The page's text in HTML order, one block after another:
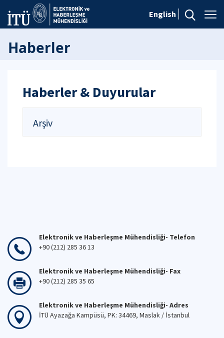
English
Haberler
Haberler & Duyurular
Arşiv
Elektronik ve Haberleşme Mühendisliği- Telefon
+90 (212) 285 36 13
Elektronik ve Haberleşme Mühendisliği- Fax
+90 (212) 285 35 65
Elektronik ve Haberleşme Mühendisliği- Adres
İTÜ Ayazağa Kampüsü, PK: 34469, Maslak / İstanbul